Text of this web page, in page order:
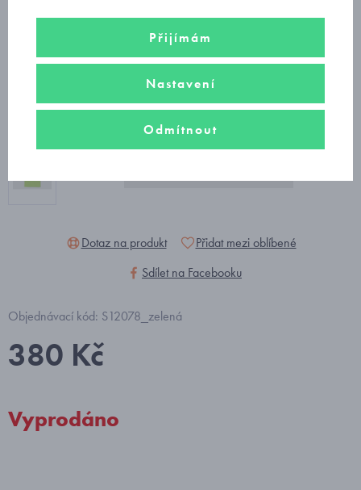
Dotaz na produkt
Přidat mezi oblíbené
Sdílet na Facebooku
Objednávací kód: S12078_zelená
380 Kč
Vyprodáno
Přijímám
Nastavení
Odmítnout